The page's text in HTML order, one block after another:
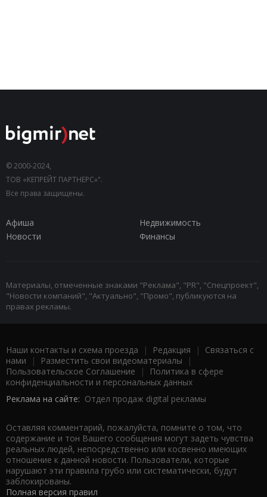
© 2000-2024,
ТОВ «КЕПРЕЙТ ПАРТНЕРС»".
Все права защищены.
Афиша
Недвижимость
Новости
Финансы
Материалы, отмеченные знаками "Реклама", "PR", "Спецпроект",
"Новости компаний", "Актуально", "Промо", публикуются на
правах рекламы.
Наши контакты и схема проезда | Редакция | Связаться с
нами | Разместить свои видеоматериалы |
Пользовательское Соглашение |
Политика в сфере
конфиденциальности и персональных данных
Реклама на сайте: Отдел продаж digital рекламы
Оставляя комментарий, пожалуйста, помните о том, что
содержание и тон Вашего сообщения могут задеть чувства
реальных людей, непосредственно или косвенно имеющих
отношение к данной новости. Пользователи, которые
нарушают эти правила грубо или систематически, будут
заблокированы.
Полная версия правил